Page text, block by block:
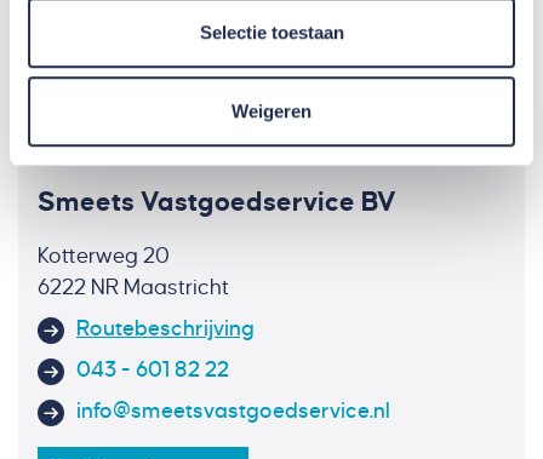
Selectie toestaan
Weigeren
Smeets Vastgoedservice BV
Kotterweg 20
6222 NR Maastricht
Routebeschrijving
043 - 601 82 22
info@smeetsvastgoedservice.nl